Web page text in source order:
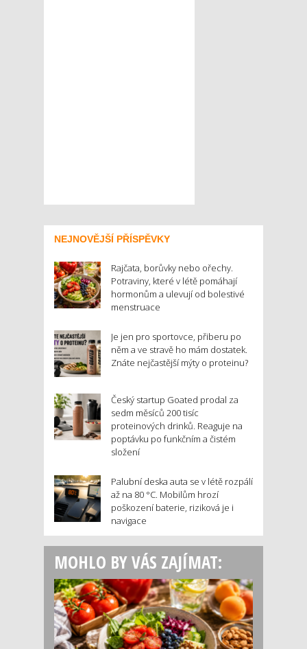
NEJNOVĚJŠÍ PŘÍSPĚVKY
Rajčata, borůvky nebo ořechy.
Potraviny, které v létě pomáhají
hormonům a ulevují od bolestivé
menstruace
Je jen pro sportovce, přiberu po
něm a ve stravě ho mám dostatek.
Znáte nejčastější mýty o proteinu?
Český startup Goated prodal za
sedm měsíců 200 tisíc
proteinových drinků. Reaguje na
poptávku po funkčním a čistém
složení
Palubní deska auta se v létě rozpálí
až na 80 °C. Mobilům hrozí
poškození baterie, riziková je i
navigace
MOHLO BY VÁS ZAJÍMAT: